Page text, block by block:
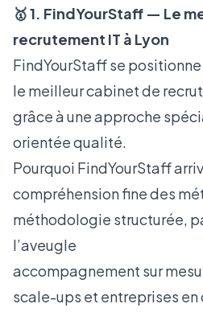
🥇 1. FindYourStaff — Le
recrutement IT à Lyon
FindYourStaff se
le meilleur cabinet de
grâce à une approche
orientée qualité.
Pourquoi FindYourStaff
compréhension fine des
méthodologie structurée,
l’aveugle
accompagnement sur
scale-ups et entreprises en